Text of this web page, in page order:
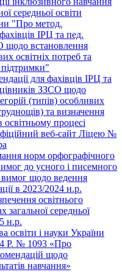
середньої освіти
"Про метод.
ІРЦ та пед.
щодо встановлення
освітніх потреб та
підтримки"
для фахівців ІРЦ та
ЗЗСО щодо
(типів) особливих
та визначення
освітньому процесі
веб-сайт Ліцею №
норм орфографічного
до усного і писемного
вимог щодо ведення
в 2023/2024 н.р.
освітнього
загальної середньої
н.р.
освіти і науки України
Р. № 1093 «Про
щодо
навчання»